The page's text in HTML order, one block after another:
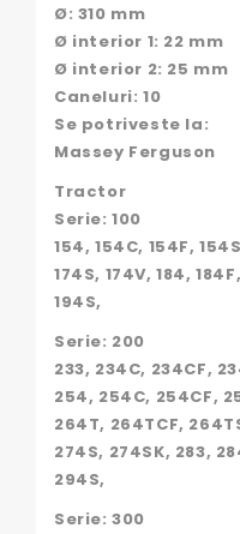
Ø: 310 mm
Ø interior 1: 22 mm
Ø interior 2: 25 mm
Caneluri: 10
Se potriveste la:
Massey Ferguson
Tractor
Serie: 100
154, 154C, 154F,
174S, 174V, 184,
194S,
Serie: 200
233, 234C, 234CF,
254, 254C, 254CF,
264T, 264TCF,
274S, 274SK, 283,
294S,
Serie: 300